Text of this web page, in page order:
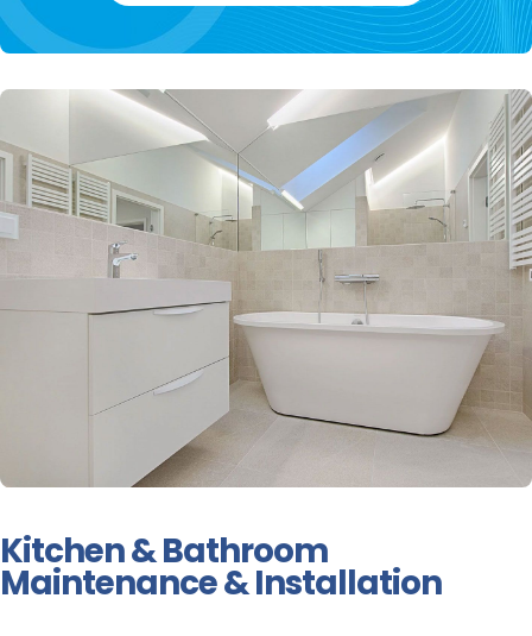
Kitchen & Bathroom
Maintenance & Installation